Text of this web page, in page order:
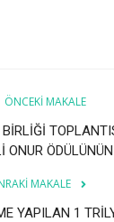
ÖNCEKI MAKALE
ONUR
MAKALE
YAPILAN 1